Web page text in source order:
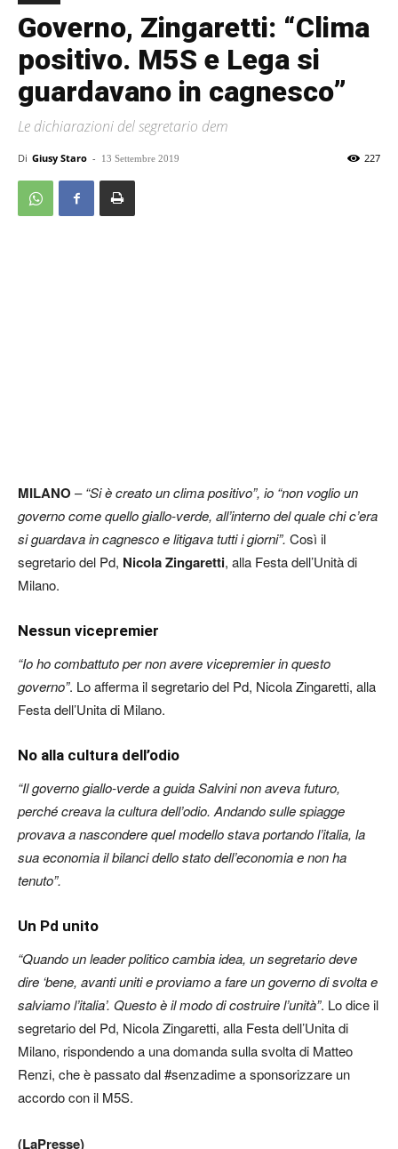
Governo, Zingaretti: “Clima
positivo. M5S e Lega si
guardavano in cagnesco”
Le dichiarazioni del segretario dem
Di Giusy Staro - 13 Settembre 2019 227
MILANO –“Si è creato un clima positivo”, io “non voglio un
governo come quello giallo-verde, all’interno del quale chi c’era
si guardava in cagnesco e litigava tutti i giorni”. Così il
segretario del Pd, Nicola Zingaretti, alla Festa dell’Unità di
Milano.
Nessun vicepremier
“Io ho combattuto per non avere vicepremier in questo
governo”. Lo afferma il segretario del Pd, Nicola Zingaretti, alla
Festa dell’Unita di Milano.
No alla cultura dell’odio
“Il governo giallo-verde a guida Salvini non aveva futuro,
perché creava la cultura dell’odio. Andando sulle spiagge
provava a nascondere quel modello stava portando l’italia, la
sua economia il bilanci dello stato dell’economia e non ha
tenuto”.
Un Pd unito
“Quando un leader politico cambia idea, un segretario deve
dire ‘bene, avanti uniti e proviamo a fare un governo di svolta e
salviamo l’italia’. Questo è il modo di costruire l’unità”. Lo dice il
segretario del Pd, Nicola Zingaretti, alla Festa dell’Unita di
Milano, rispondendo a una domanda sulla svolta di Matteo
Renzi, che è passato dal #senzadime a sponsorizzare un
accordo con il M5S.
(LaPresse)